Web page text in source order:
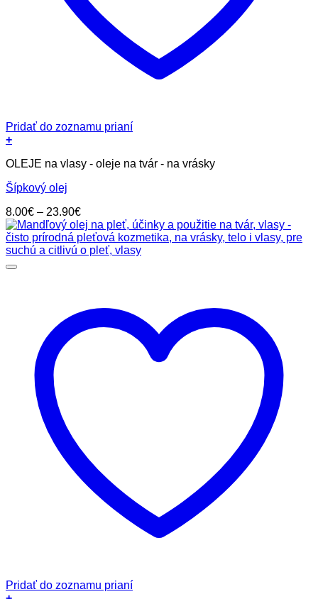
Pridať do zoznamu prianí
+
produkt
viacero
Možnosti
si
môžete
vybrať
na
OLEJE na vlasy - oleje na tvár - na vrásky
Šípkový olej
8.00€ – 23.90€Price
range:
8.00€
through
Pridať do zoznamu prianí